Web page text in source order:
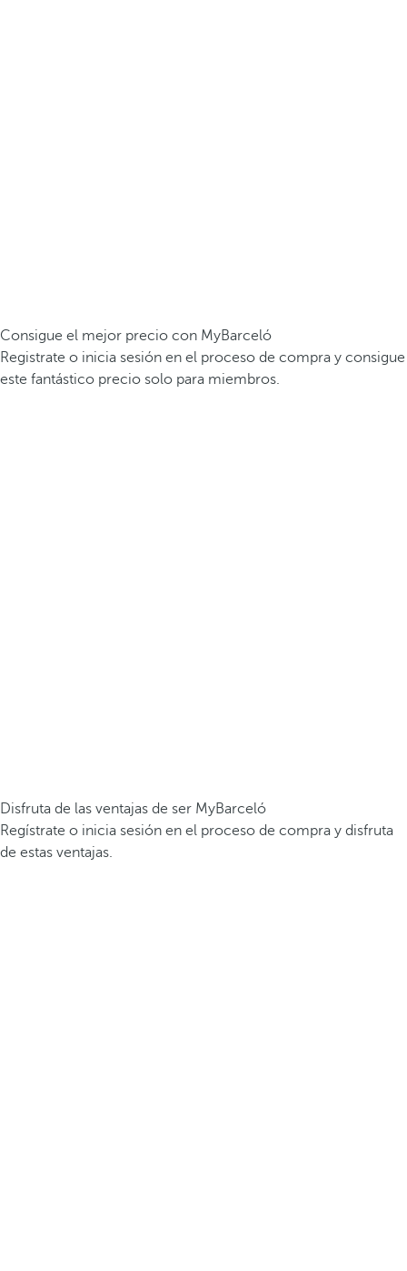
Consigue el mejor precio con MyBarceló
Registrate o inicia sesión en el proceso de compra y consigue
este fantástico precio solo para miembros.
Disfruta de las ventajas de ser MyBarceló
Regístrate o inicia sesión en el proceso de compra y disfruta
de estas ventajas.